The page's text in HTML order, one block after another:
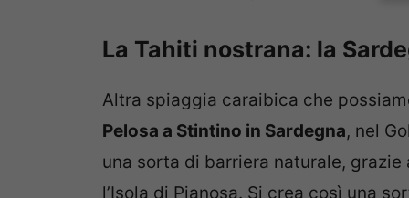
La Tahiti nostrana: la
Altra spiaggia caraibica che
Pelosa a Stintino in Sardegna, nel
una sorta di barriera naturale, grazie
l’Isola di Pianosa. Si crea così una